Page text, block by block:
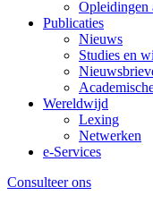
Opleidingen
Publicaties
Nieuws
Studies en
Wereldwijd
Lexing
Netwerken
e-Services
Consulteer ons